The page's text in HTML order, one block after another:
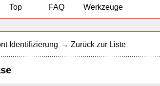
Top
FAQ
Werkzeuge
Identifizierung → Zurück zur Liste